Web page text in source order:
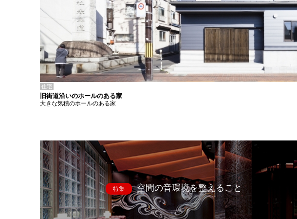
住宅
旧街道沿いのホールのある家
大きな気積のホールのある家
特集 空間の音環境を整えること